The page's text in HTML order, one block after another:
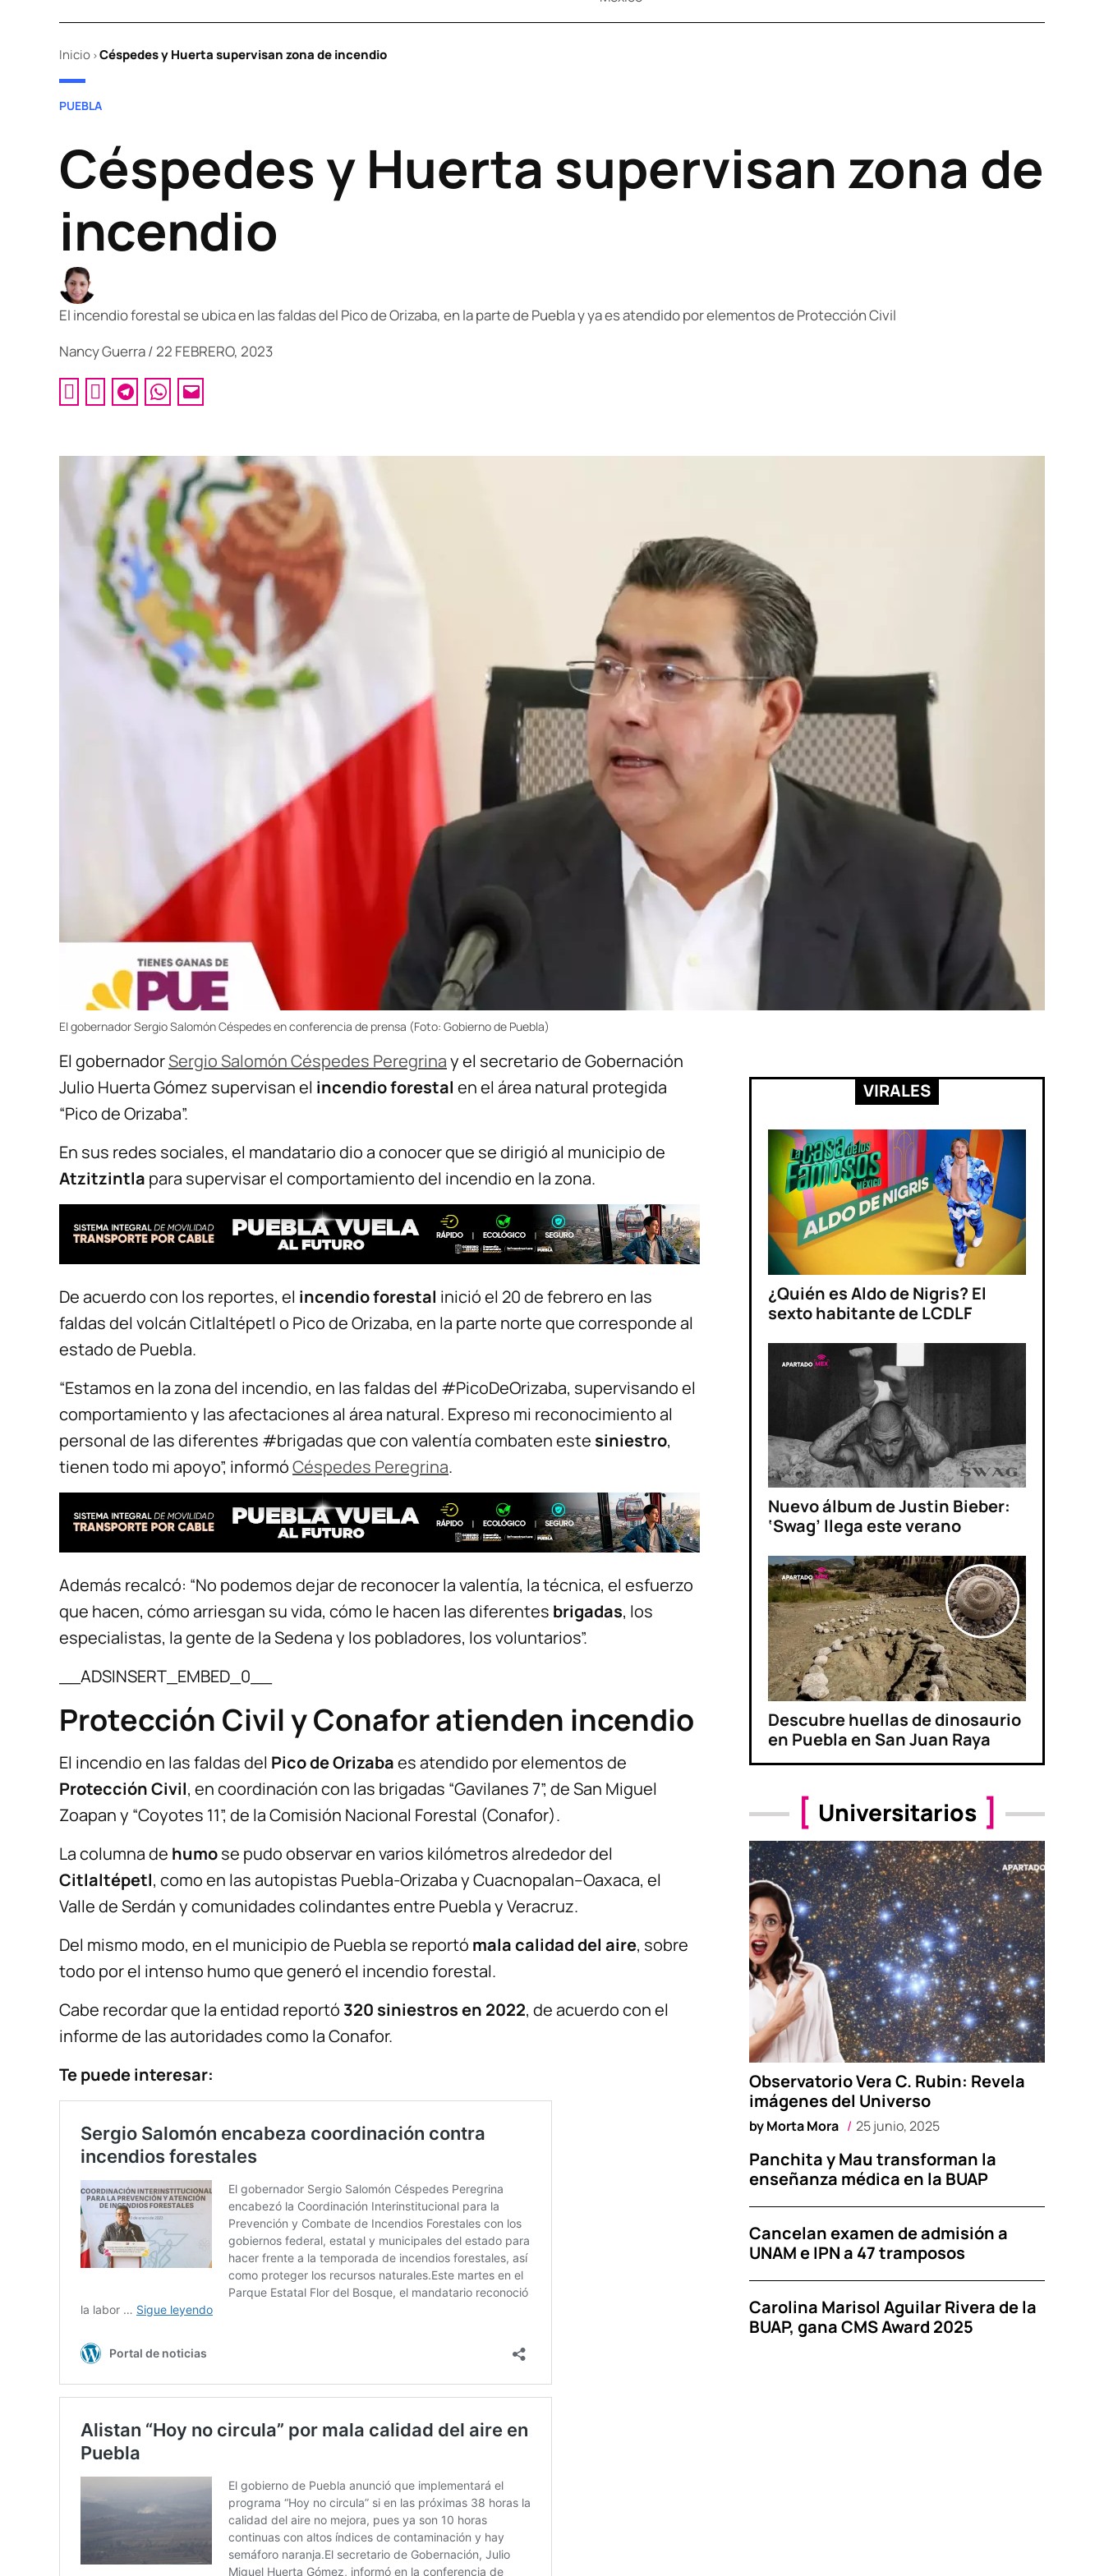
Inicio >Céspedes y Huerta supervisan zona de incendio
POSTED
PUEBLA
Céspedes y Huerta supervisan zona de
incendio
El incendio forestal se ubica en las faldas del Pico de Orizaba, en la parte de Puebla y ya es atendido por elementos de Protección Civil
Nancy Guerra/22 FEBRERO, 2023
El gobernador Sergio Salomón Céspedes en conferencia de prensa (Foto: Gobierno de Puebla)
El gobernadorSergio Salomón Céspedes Peregrinay el secretario de Gobernación
Julio Huerta Gómez supervisan el incendio forestal en el área natural protegida
“Pico de Orizaba”.
En sus redes sociales, el mandatario dio a conocer que se dirigió al municipio de
Atzitzintla para supervisar el comportamiento del incendio en la zona.
De acuerdo con los reportes, el incendio forestal inició el 20 de febrero en las
faldas del volcán Citlaltépetl o Pico de Orizaba, en la parte norte que corresponde al
estado de Puebla.
“Estamos en la zona del incendio, en las faldas del #PicoDeOrizaba, supervisando el
comportamiento y las afectaciones al área natural. Expreso mi reconocimiento al
personal de las diferentes #brigadas que con valentía combaten este siniestro,
tienen todo mi apoyo”, informóCéspedes Peregrina.
Además recalcó: “No podemos dejar de reconocer la valentía, la técnica, el esfuerzo
que hacen, cómo arriesgan su vida, cómo le hacen las diferentes brigadas, los
especialistas, la gente de la Sedena y los pobladores, los voluntarios”.
__ADSINSERT_EMBED_0__
Protección Civil y Conafor atienden incendio
El incendio en las faldas del Pico de Orizabaes atendido por elementos de
Protección Civil, en coordinación con las brigadas “Gavilanes 7”, de San Miguel
Zoapan y “Coyotes 11”, de la Comisión Nacional Forestal (Conafor).
La columna de humose pudo observar en varios kilómetros alrededor del
Citlaltépetl, como en las autopistas Puebla-Orizaba y Cuacnopalan–Oaxaca, el
Valle de Serdán y comunidades colindantes entre Puebla y Veracruz.
Del mismo modo, en el municipio de Puebla se reportó mala calidad del aire, sobre
todo por el intenso humo que generó el incendio forestal.
Cabe recordar que la entidad reportó 320 siniestros en 2022, de acuerdo con el
informe de las autoridades como la Conafor.
Te puede interesar:
VIRALES
¿Quién es Aldo de Nigris? El
sexto habitante de LCDLF
Nuevo álbum de Justin Bieber:
‘Swag’ llega este verano
Descubre huellas de dinosaurio
en Puebla en San Juan Raya
Universitarios
Observatorio Vera C. Rubin: Revela
imágenes del Universo
byMorta Mora 25 junio, 2025
Panchita y Mau transforman la
enseñanza médica en la BUAP
Cancelan examen de admisión a
UNAM e IPN a 47 tramposos
Carolina Marisol Aguilar Rivera de la
BUAP, gana CMS Award 2025